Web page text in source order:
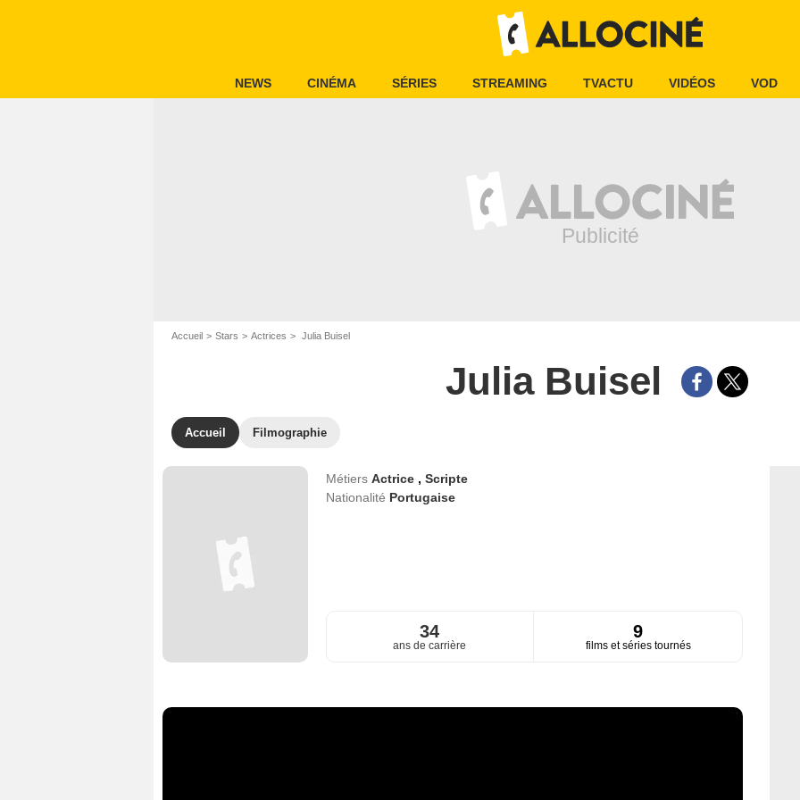
NEWS CINÉMA SÉRIES STREAMING TVACTU VIDÉOS VOD
Accueil Stars Actrices Julia Buisel
Julia Buisel
Accueil Filmographie
Métiers Actrice , Scripte
Nationalité Portugaise
34
ans de carrière
9
films et séries tournés